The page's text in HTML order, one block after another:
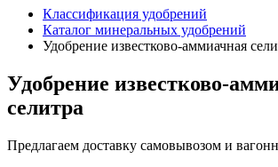
Классификация удобрений
Каталог минеральных удобрений
Удобрение известково-аммиачная
Удобрение известково-
селитра
Предлагаем доставку самовывозом и